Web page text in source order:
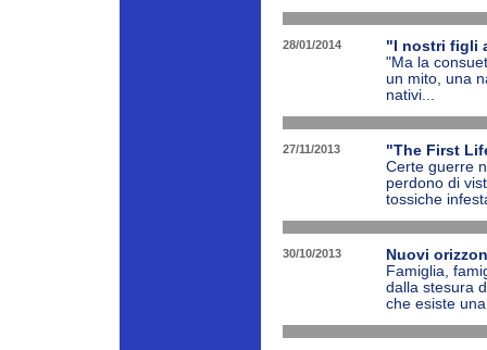
28/01/2014
"I nostri figli
"Ma la
un mito, una
nativi...
27/11/2013
"The First
Certe guerre
perdono di
tossiche
30/10/2013
Nuovi
Famiglia,
dalla stesura
che esiste